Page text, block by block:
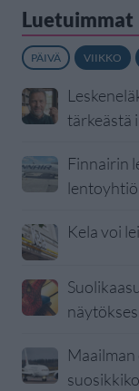
Luetuimmat
PÄIVÄ VIIKKO
tärkeästä
Finnairin
Kela voi